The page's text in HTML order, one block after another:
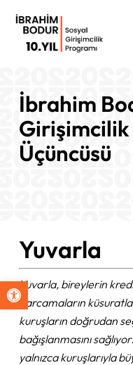
Open toolbar
İbrahim
Girişimcilik
Üçüncüsü
Yuvarla
Yuvarla, bireylerin
harcamaların
kuruşların doğrudan
bağışlanmasını
yalnızca kuruşlarıyla